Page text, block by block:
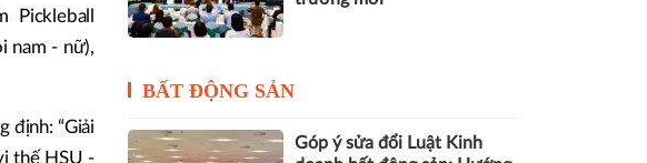
nam - nữ),
định: “Giải
thế HSU -
BẤT ĐỘNG SẢN
Góp ý sửa đổi Luật Kinh